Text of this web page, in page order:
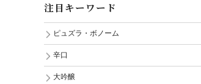
注目キーワード
ピュズラ・ボノーム
辛口
大吟醸